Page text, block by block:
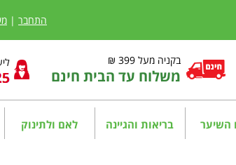
התחבר |
בקניה מעל 399 ₪
משלוח עד הבית חינם
השיער בריאות והגיינה לאם ולתינוק